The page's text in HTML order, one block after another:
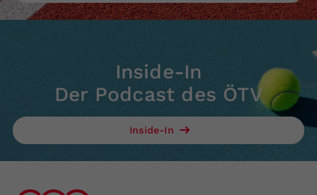
Inside-In
Der Podcast des ÖTV
Inside-In